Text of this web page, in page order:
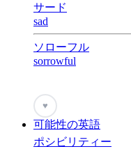
サード
sad
ソローフル
sorrowful
♥
可能性の英語
ポシビリティー